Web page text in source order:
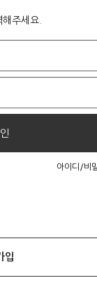
주세요.
아이디/비
입